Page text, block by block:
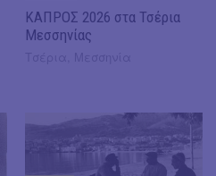
ΚΑΠΡΟΣ 2026 στα Τσέρια
Μεσσηνίας